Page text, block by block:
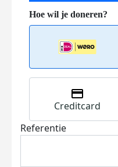
Creditcard
Referentie